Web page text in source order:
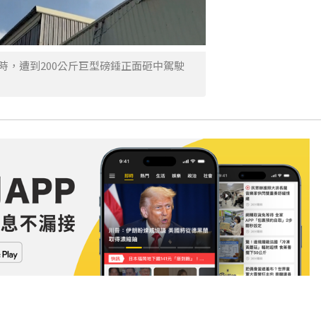
，遭到200公斤巨型磅錘正面砸中駕駛